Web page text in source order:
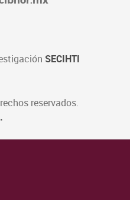
SECIHTI
reservados.